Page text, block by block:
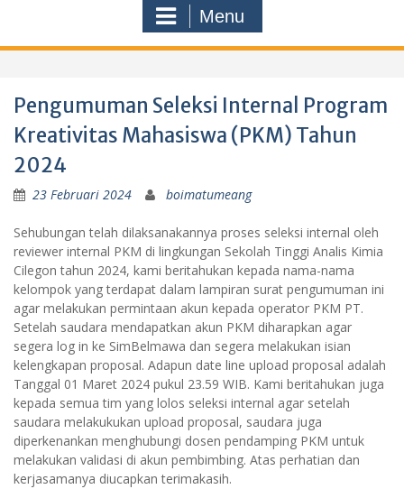
Menu
Pengumuman Seleksi Internal Program
Kreativitas Mahasiswa (PKM) Tahun
2024
23 Februari 2024 boimatumeang
Sehubungan telah dilaksanakannya proses seleksi internal oleh
reviewer internal PKM di lingkungan Sekolah Tinggi Analis Kimia
Cilegon tahun 2024, kami beritahukan kepada nama-nama
kelompok yang terdapat dalam lampiran surat pengumuman ini
agar melakukan permintaan akun kepada operator PKM PT.
Setelah saudara mendapatkan akun PKM diharapkan agar
segera log in ke SimBelmawa dan segera melakukan isian
kelengkapan proposal. Adapun date line upload proposal adalah
Tanggal 01 Maret 2024 pukul 23.59 WIB. Kami beritahukan juga
kepada semua tim yang lolos seleksi internal agar setelah
saudara melakukukan upload proposal, saudara juga
diperkenankan menghubungi dosen pendamping PKM untuk
melakukan validasi di akun pembimbing. Atas perhatian dan
kerjasamanya diucapkan terimakasih.